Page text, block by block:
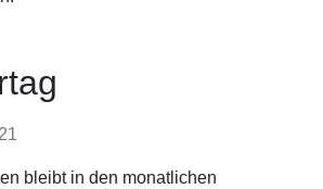
bleibt in den monatlichen